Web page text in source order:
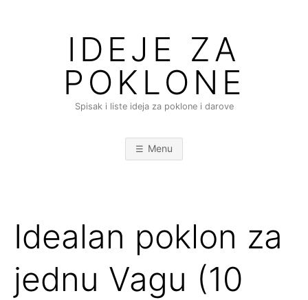
IDEJE ZA
POKLONE
Spisak i liste ideja za poklone i darove
Menu
Idealan poklon za
jednu Vagu (10